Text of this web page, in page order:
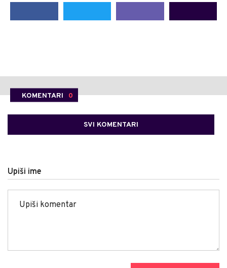
KOMENTARI 0
SVI KOMENTARI
Upiši ime